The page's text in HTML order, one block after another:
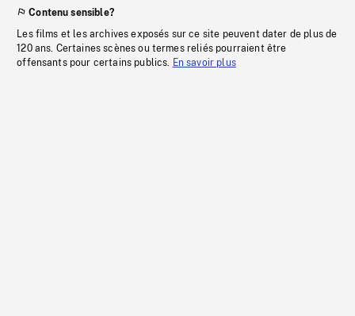
Contenu sensible?
Les films et les archives exposés sur ce site peuvent dater de plus de
120 ans. Certaines scènes ou termes reliés pourraient être
offensants pour certains publics. En savoir plus